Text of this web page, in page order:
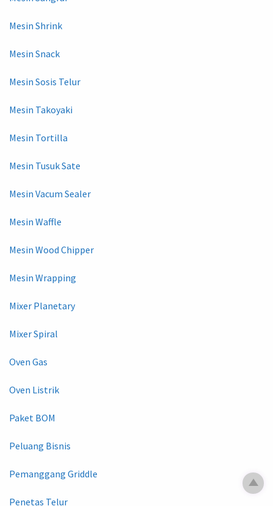
Mesin Shrink
Mesin Snack
Mesin Sosis Telur
Mesin Takoyaki
Mesin Tortilla
Mesin Tusuk Sate
Mesin Vacum Sealer
Mesin Waffle
Mesin Wood Chipper
Mesin Wrapping
Mixer Planetary
Mixer Spiral
Oven Gas
Oven Listrik
Paket BOM
Peluang Bisnis
Pemanggang Griddle
Penetas Telur